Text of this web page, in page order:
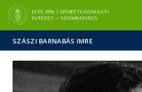
Hírek
Események
ELTE a
sajtóban
SZÁSZI BARNABÁS IMRE